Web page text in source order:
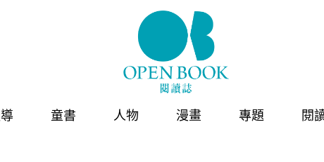
童書 人物 漫畫 專題 閱